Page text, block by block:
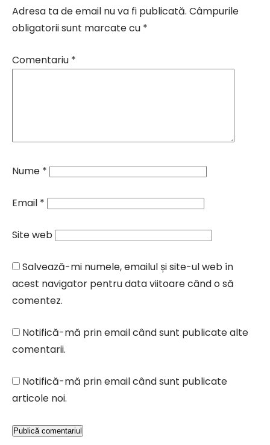
Adresa ta de email nu va fi publicată. Câmpurile
obligatorii sunt marcate cu *
Comentariu *
Nume *
Email *
Site web
Salvează-mi numele, emailul și site-ul web în
acest navigator pentru data viitoare când o să
comentez.
Notifică-mă prin email când sunt publicate alte
comentarii.
Notifică-mă prin email când sunt publicate
articole noi.